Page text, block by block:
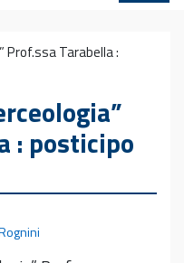
Prof.ssa Tarabella :
: posticipo